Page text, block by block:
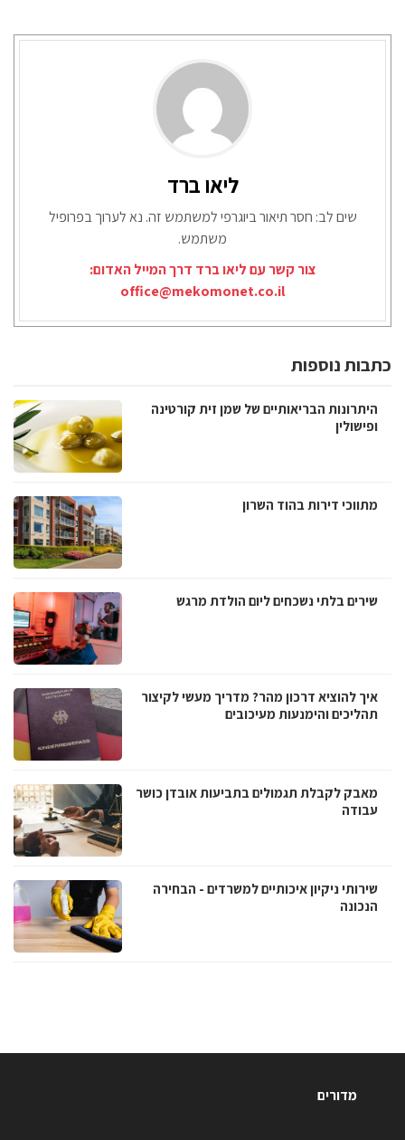
ליאו ברד
שים לב: חסר תיאור ביוגרפי למשתמש זה. נא לערוך בפרופיל
משתמש.
צור קשר עם ליאו ברד דרך המייל האדום:
office@mekomonet.co.il
כתבות נוספות
היתרונות הבריאותיים של שמן זית קורטינה
ופישולין
מתווכי דירות בהוד השרון
שירים בלתי נשכחים ליום הולדת מרגש
איך להוציא דרכון מהר? מדריך מעשי לקיצור
תהליכים והימנעות מעיכובים
מאבק לקבלת תגמולים בתביעות אובדן כושר
עבודה
שירותי ניקיון איכותיים למשרדים - הבחירה
הנכונה
מדורים